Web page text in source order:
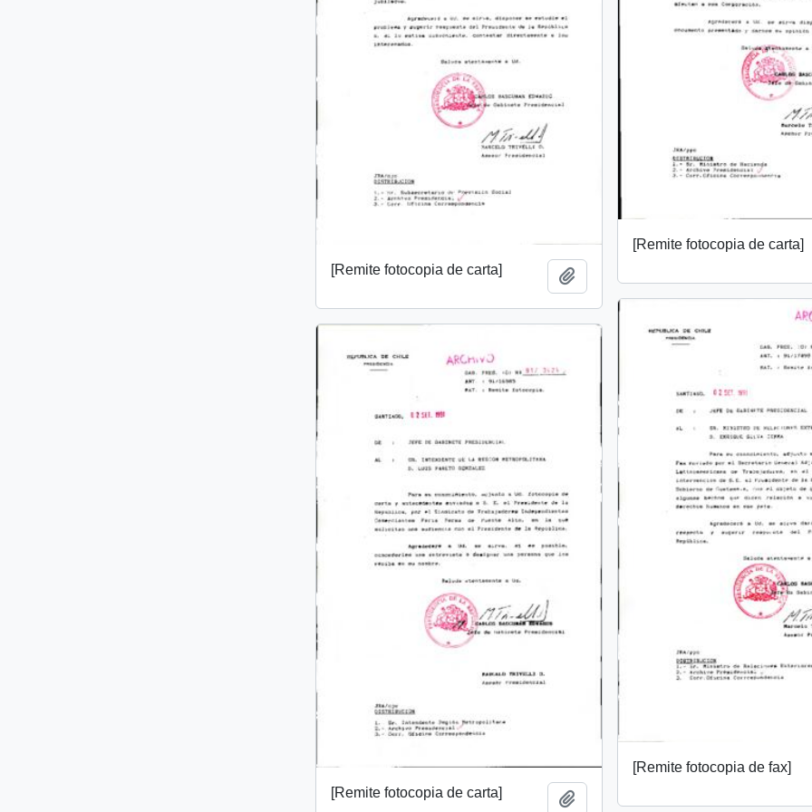
[Remite fotocopia de carta]
[Remite fotocopia de carta]
[Remite fotocopia de fax]
[Remite fotocopia de carta]